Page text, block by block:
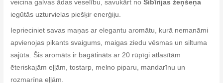
veicina galvas ādas veselību, savukārt noSibīrijas žeņšeņa
iegūtās uzturvielas piešķir enerģiju.
Ieprieciniet savas maņas ar elegantu aromātu, kurā nemanāmi
apvienojas pikants svaigums, maigas ziedu vēsmas un siltuma
sajūta. Šis aromāts ir bagātināts ar 20 rūpīgi atlasītām
ēteriskajām eļļām, tostarp, melno piparu, mandarīnu un
rozmarīna eļļām.